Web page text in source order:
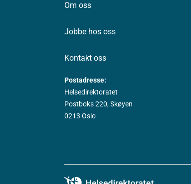
Om oss
Jobbe hos oss
Kontakt oss
Postadresse:
Helsedirektoratet
Postboks 220, Skøyen
0213 Oslo